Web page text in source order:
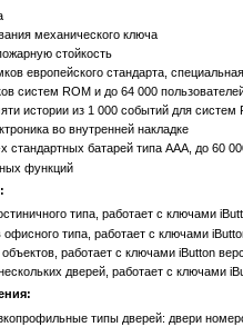
механического ключа
стойкость
европейского стандарта,
систем ROM и до 64 000
истории из 1 000 событий для
во внутренней накладке
стандартных батарей типа ААА, до 60
функций
типа, работает с ключами
типа, работает с ключами
работает с ключами iButton
дверей, работает с ключами
типы дверей: двери